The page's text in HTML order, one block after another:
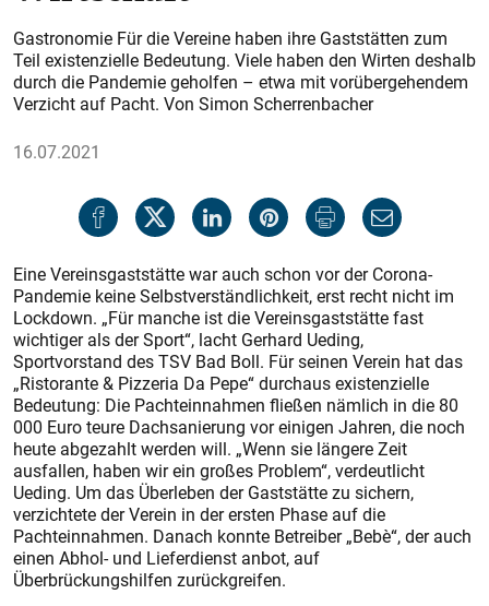
Gastronomie Für die Vereine haben ihre Gaststätten zum
Teil existenzielle Bedeutung. Viele haben den Wirten deshalb
durch die Pandemie geholfen – etwa mit vorübergehendem
Verzicht auf Pacht. Von Simon Scherrenbacher
16.07.2021
Eine Vereinsgaststätte war auch schon vor der Corona-
Pandemie keine Selbstverständlichkeit, erst recht nicht im
Lockdown. „Für manche ist die Vereinsgaststätte fast
wichtiger als der Sport“, lacht Gerhard Ueding,
Sportvorstand des TSV Bad Boll. Für seinen Verein hat das
„Ristorante & Pizzeria Da Pepe“ durchaus existenzielle
Bedeutung: Die Pachteinnahmen fließen nämlich in die 80
000 Euro teure Dachsanierung vor einigen Jahren, die noch
heute abgezahlt werden will. „Wenn sie längere Zeit
ausfallen, haben wir ein großes Problem“, verdeutlicht
Ueding. Um das Überleben der Gaststätte zu sichern,
verzichtete der Verein in der ersten Phase auf die
Pachteinnahmen. Danach konnte Betreiber „Bebè“, der auch
einen Abhol- und Lieferdienst anbot, auf
Überbrückungshilfen zurückgreifen.